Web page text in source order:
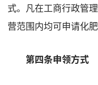
式。凡在工商行政管
营范围内均可申请化
第四条申领方式